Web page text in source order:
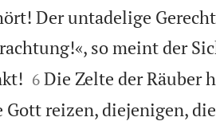
Der untadelige
so meint der

6 Die Zelte der Räuber
Gott reizen, diejenigen,